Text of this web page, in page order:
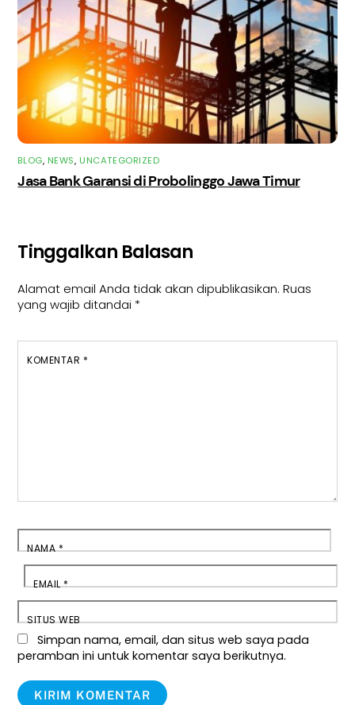
BLOG, NEWS, UNCATEGORIZED
Jasa Bank Garansi di Probolinggo Jawa Timur
Tinggalkan Balasan
Alamat email Anda tidak akan dipublikasikan. Ruas
yang wajib ditandai *
KOMENTAR *
NAMA*
EMAIL*
SITUS WEB
Simpan nama, email, dan situs web saya pada
peramban ini untuk komentar saya berikutnya.